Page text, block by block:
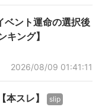
ベント運命の選択後
ング】
2026/08/09 01:41:11
スレ】 slip